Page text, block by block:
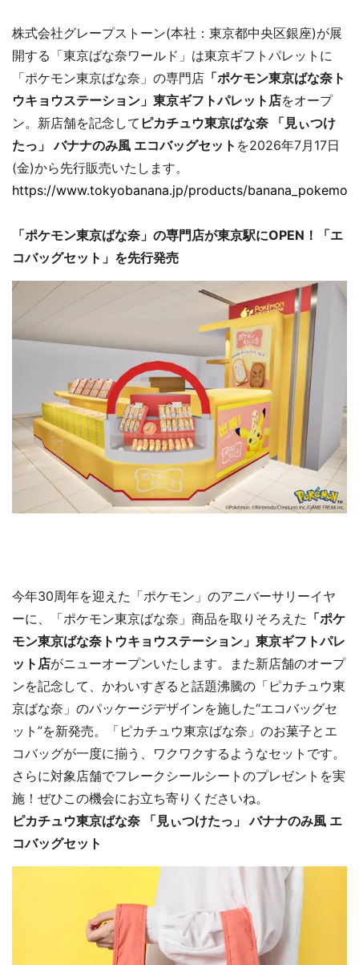
株式会社グレープストーン(本社：東京都中央区銀座)が展
開する「東京ばな奈ワールド」は東京ギフトパレットに
「ポケモン東京ばな奈」の専門店 「ポケモン東京ばな奈ト
ウキョウステーション」東京ギフトパレット店をオープ
ン。新店舗を記念して ピカチュウ東京ばな奈 「見ぃつけ
たっ」 バナナのみ風 エコバッグセット を2026年7月17日
(金)から先行販売いたします。
https://www.tokyobanana.jp/products/
「ポケモン東京ばな奈」の専門店が東京駅にOPEN！「エ
コバッグセット」を先行発売
今年30周年を迎えた「ポケモン」のアニバーサリーイヤ
ーに、「ポケモン東京ばな奈」商品を取りそろえた 「ポケ
モン東京ばな奈トウキョウステーション」東京ギフトパレ
ット店がニューオープンいたします。また新店舗のオープ
ンを記念して、かわいすぎると話題沸騰の「ピカチュウ東
京ばな奈」のパッケージデザインを施した“エコバッグセ
ット”を新発売。「ピカチュウ東京ばな奈」のお菓子とエ
コバッグが一度に揃う、ワクワクするようなセットです。
さらに対象店舗でフレークシールシートのプレゼントを実
施！ぜひこの機会にお立ち寄りくださいね。
ピカチュウ東京ばな奈 「見ぃつけたっ」 バナナのみ風 エ
コバッグセット